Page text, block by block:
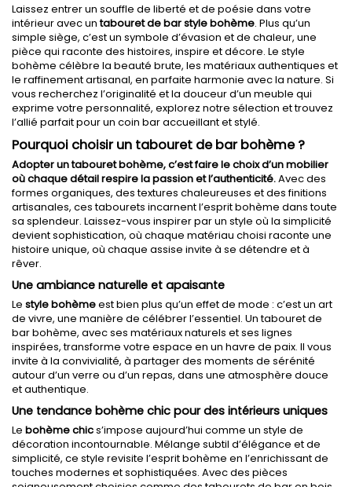
Laissez entrer un souffle de liberté et de poésie dans votre
intérieur avec untabouret de bar style bohème. Plus qu’un
simple siège, c’est un symbole d’évasion et de chaleur, une
pièce qui raconte des histoires, inspire et décore. Le style
bohème célèbre la beauté brute, les matériaux authentiques et
le raffinement artisanal, en parfaite harmonie avec la nature. Si
vous recherchez l’originalité et la douceur d’un meuble qui
exprime votre personnalité, explorez notre sélection et trouvez
l’allié parfait pour un coin bar accueillant et stylé.
Pourquoi choisir un tabouret de bar bohème ?
Adopter un tabouret bohème, c’est faire le choix d’un mobilier
où chaque détail respire la passion et l’authenticité.Avec des
formes organiques, des textures chaleureuses et des finitions
artisanales, ces tabourets incarnent l’esprit bohème dans toute
sa splendeur. Laissez-vous inspirer par un style où la simplicité
devient sophistication, où chaque matériau choisi raconte une
histoire unique, où chaque assise invite à se détendre et à
rêver.
Une ambiance naturelle et apaisante
Le style bohèmeest bien plus qu’un effet de mode : c’est un art
de vivre, une manière de célébrer l’essentiel. Un tabouret de
bar bohème, avec ses matériaux naturels et ses lignes
inspirées, transforme votre espace en un havre de paix. Il vous
invite à la convivialité, à partager des moments de sérénité
autour d’un verre ou d’un repas, dans une atmosphère douce
et authentique.
Une tendance bohème chic pour des intérieurs uniques
Le bohème chics’impose aujourd’hui comme un style de
décoration incontournable. Mélange subtil d’élégance et de
simplicité, ce style revisite l’esprit bohème en l’enrichissant de
touches modernes et sophistiquées. Avec des pièces